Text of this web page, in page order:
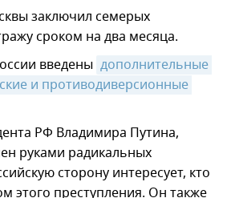
заключил семерых
сроком на два месяца.
введены дополнительные
и противодиверсионные
РФ Владимира Путина,
руками радикальных
сторону интересует, кто
этого преступления. Он также